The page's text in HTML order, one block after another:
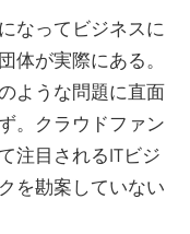
なってビジネスに
体が実際にある。
ような問題に直面
。クラウドファン
注目されるITビジ
を勘案していない